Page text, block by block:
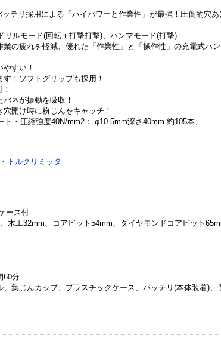
テリ採用による「ハイパワーと作業性」が最強！圧倒的穴あ
ルモード(回転＋打撃打撃)、ハンマモード(打撃)
の疲れを軽減、優れた「作業性」と「操作性」の充電式ハ
すい！
！ソフトグリップも採用！
ネが振動を吸収！
開け時に粉じんをキャッチ！
・圧縮強度40N/mm2： φ10.5mm深さ40mm 約105本、
トルクリミッタ
ース付
木工32mm、コアビット54mm、ダイヤモンドコアビット
60分
集じんカップ、プラスチックケース、バッテリ(本体装着)、